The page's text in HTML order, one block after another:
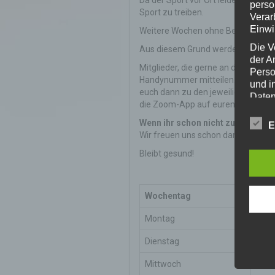
Sport zu treiben.
Weitere Wochen ohne Bewegung
Aus diesem Grund werden
Mitglieder, die gerne an diesen
Handynummer mitteilen. Dann
euch dann zu den jeweiligen
die Zoom-App auf euren Laptop
Wenn ihr schon nicht zu uns in
Wir freuen uns schon darauf.
Bleibt gesund!
Wochentag
Montag
Dienstag
Mittwoch
Die
der
und
uns
Wir
und